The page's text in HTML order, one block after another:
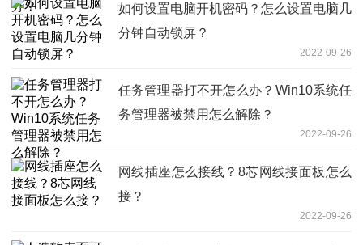
如何设置电脑开机密码？怎么设置电脑几
分钟自动锁屏？
2022-09-26
任务管理器打不开怎么办？Win10系统任
务管理器被禁用怎么解除？
2022-09-26
网线插座怎么接线？8芯网线接面板怎么
接？
2022-09-26